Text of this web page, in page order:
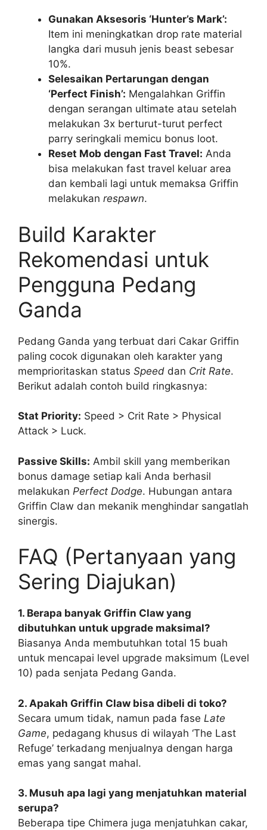
Gunakan Aksesoris ‘Hunter’s Mark’:
Item ini meningkatkan drop rate material
langka dari musuh jenis beast sebesar
10%.
Selesaikan Pertarungan dengan
‘Perfect Finish’: Mengalahkan Griffin
dengan serangan ultimate atau setelah
melakukan 3x berturut-turut perfect
parry seringkali memicu bonus loot.
Reset Mob dengan Fast Travel: Anda
bisa melakukan fast travel keluar area
dan kembali lagi untuk memaksa Griffin
melakukan respawn.
Build Karakter
Rekomendasi untuk
Pengguna Pedang
Ganda
Pedang Ganda yang terbuat dari Cakar Griffin
paling cocok digunakan oleh karakter yang
memprioritaskan status Speed dan Crit Rate.
Berikut adalah contoh build ringkasnya:
Stat Priority: Speed > Crit Rate > Physical
Attack > Luck.
Passive Skills: Ambil skill yang memberikan
bonus damage setiap kali Anda berhasil
melakukan Perfect Dodge. Hubungan antara
Griffin Claw dan mekanik menghindar sangatlah
sinergis.
FAQ (Pertanyaan yang
Sering Diajukan)
1. Berapa banyak Griffin Claw yang
dibutuhkan untuk upgrade maksimal?
Biasanya Anda membutuhkan total 15 buah
untuk mencapai level upgrade maksimum (Level
10) pada senjata Pedang Ganda.
2. Apakah Griffin Claw bisa dibeli di toko?
Secara umum tidak, namun pada fase Late
Game, pedagang khusus di wilayah ‘The Last
Refuge’ terkadang menjualnya dengan harga
emas yang sangat mahal.
3. Musuh apa lagi yang menjatuhkan material
serupa?
Beberapa tipe Chimera juga menjatuhkan cakar,